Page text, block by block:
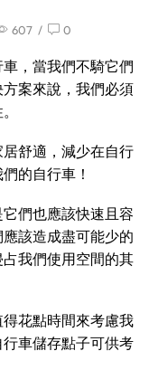
607 / 0
，當我們不騎它們
案來說，我們必須
舒適，減少在自行
的自行車！
們也應該快速且容
該造成盡可能少的
我們使用空間的其
花點時間來考慮我
車儲存點子可供考